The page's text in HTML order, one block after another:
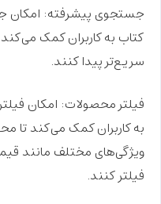
جستجوی پیشرفته: امکان
کتاب به کاربران کمک
سریع‌تر پیدا کنند.
فیلتر محصولات: امکان
به کاربران کمک می‌کند تا
ویژگی‌های مختلف مانند
فیلتر کنند.